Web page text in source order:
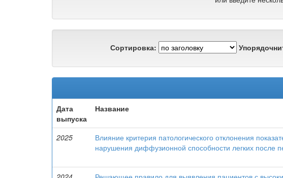
Сортировка:
Дата
выпуска
Название
2025
Влияние критерия патологического отклонения
нарушения диффузионной способности легких после